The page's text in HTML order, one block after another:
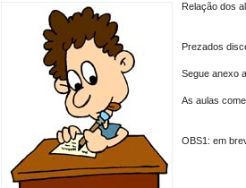
Relação dos
Prezados
Segue anexo
As aulas
OBS1: em